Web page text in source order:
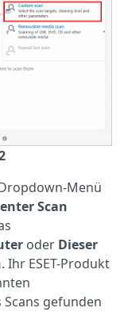
Menü
Scan
oder Dieser
. Ihr ESET-Produkt
gefunden